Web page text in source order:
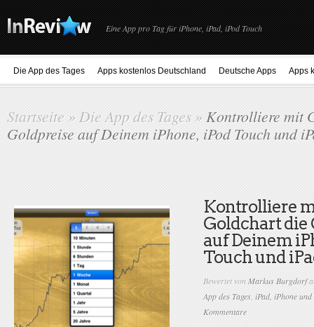
Eine App pro Tag für iPhone, iPad, iPod Touch
Die App des Tages Apps kostenlos Deutschland Deutsche Apps Apps
Startseite » Die App des Tages » Kontrolliere mit
Goldpreise auf Deinem iPhone, iPod Touch und
Kontrolliere
Goldchart die
auf Deinem
Touch und
Bewertet vonMarkus Burgdorf
App des Tages iPad, iPhone
Kommentare